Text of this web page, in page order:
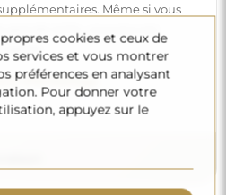
Même si vous
rapide.
d’emballage.
cookies et ceux de
services et vous montrer
préférences en analysant
Pour donner votre
appuyez sur le